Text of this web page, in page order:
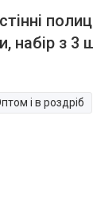
набір з 3
і в роздріб